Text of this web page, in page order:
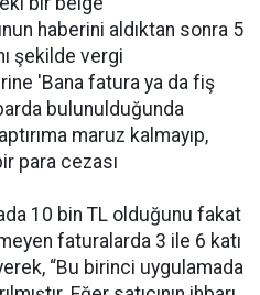
haberini aldıktan sonra 5
şekilde vergi
'Bana fatura ya da fiş
bulunulduğunda
maruz kalmayıp,
para cezası
10 bin TL olduğunu fakat
faturalarda 3 ile 6 katı
“Bu birinci uygulamada